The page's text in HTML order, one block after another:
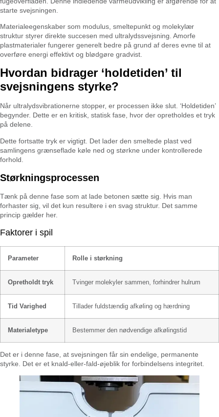
starte svejsningen.
Materialeegenskaber som modulus, smeltepunkt og molekylær
struktur styrer direkte succesen med ultralydssvejsning. Amorfe
plastmaterialer fungerer generelt bedre på grund af deres evne til at
overføre energi effektivt og blødgøre gradvist.
Hvordan bidrager ‘holdetiden’ til
svejsningens styrke?
Når ultralydsvibrationerne stopper, er processen ikke slut. ‘Holdetiden’
begynder. Dette er en kritisk, statisk fase, hvor der opretholdes et tryk
på delene.
Dette fortsatte tryk er vigtigt. Det lader den smeltede plast ved
samlingens grænseflade køle ned og størkne under kontrollerede
forhold.
Størkningsprocessen
Tænk på denne fase som at lade betonen sætte sig. Hvis man
forhaster sig, vil det kun resultere i en svag struktur. Det samme
princip gælder her.
Faktorer i spil
Parameter Rolle i størkning
Opretholdt tryk Tvinger molekyler sammen, forhindrer hulrum
Tid Varighed Tillader fuldstændig afkøling og hærdning
Materialetype Bestemmer den nødvendige afkølingstid
Det er i denne fase, at svejsningen får sin endelige, permanente
styrke. Det er et knald-eller-fald-øjeblik for forbindelsens integritet.